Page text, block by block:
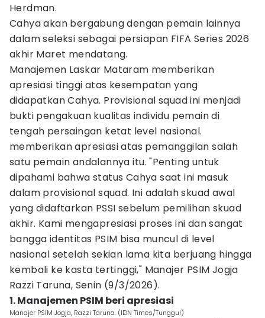
Herdman.
Cahya akan bergabung dengan pemain lainnya
dalam seleksi sebagai persiapan FIFA Series 2026
akhir Maret mendatang.
Manajemen Laskar Mataram memberikan
apresiasi tinggi atas kesempatan yang
didapatkan Cahya. Provisional squad ini menjadi
bukti pengakuan kualitas individu pemain di
tengah persaingan ketat level nasional.
memberikan apresiasi atas pemanggilan salah
satu pemain andalannya itu. "Penting untuk
dipahami bahwa status Cahya saat ini masuk
dalam provisional squad. Ini adalah skuad awal
yang didaftarkan PSSI sebelum pemilihan skuad
akhir. Kami mengapresiasi proses ini dan sangat
bangga identitas PSIM bisa muncul di level
nasional setelah sekian lama kita berjuang hingga
kembali ke kasta tertinggi," Manajer PSIM Jogja
Razzi Taruna, Senin (9/3/2026).
1. Manajemen PSIM beri apresiasi
Manajer PSIM Jogja, Razzi Taruna. (IDN Times/Tunggul)